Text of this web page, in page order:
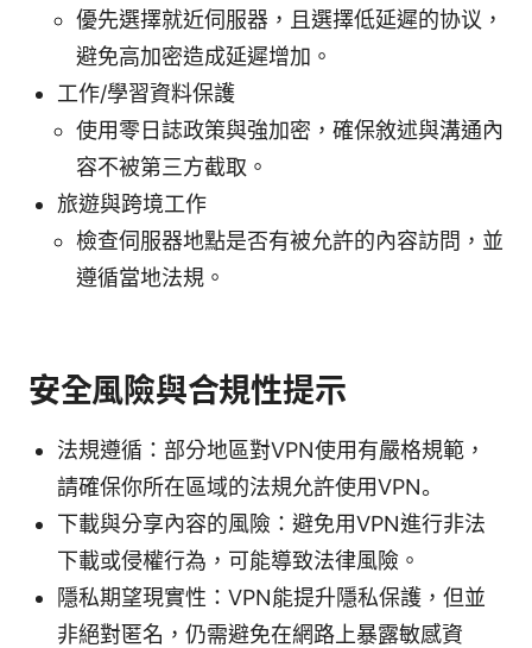
優先選擇就近伺服器，且選擇低延遲的协议，
避免高加密造成延遲增加。
工作/學習資料保護
使用零日誌政策與強加密，確保敘述與溝通內
容不被第三方截取。
旅遊與跨境工作
檢查伺服器地點是否有被允許的內容訪問，並
遵循當地法規。
安全風險與合規性提示
法規遵循：部分地區對VPN使用有嚴格規範，
請確保你所在區域的法規允許使用VPN。
下載與分享內容的風險：避免用VPN進行非法
下載或侵權行為，可能導致法律風險。
隱私期望現實性：VPN能提升隱私保護，但並
非絕對匿名，仍需避免在網路上暴露敏感資